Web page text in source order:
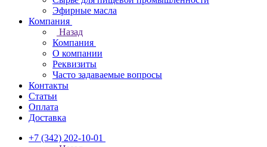
Эфирные масла
Компания
Назад
Компания
О компании
Реквизиты
Часто задаваемые вопросы
Контакты
Статьи
Оплата
Доставка
+7 (342) 202-10-01